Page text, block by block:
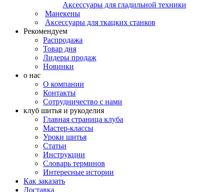
Аксессуары для гладильной техники
Манекены
Аксессуары для ткацких станков
Рекомендуем
Распродажа
Товар дня
Лидеры продаж
Новинки
о нас
О компании
Контакты
Сотрудничество с нами
клуб шитья и рукоделия
Главная страница клуба
Мастер-классы
Уроки шитья
Статьи
Инструкции
Словарь терминов
Интересные истории
Как заказать
Доставка